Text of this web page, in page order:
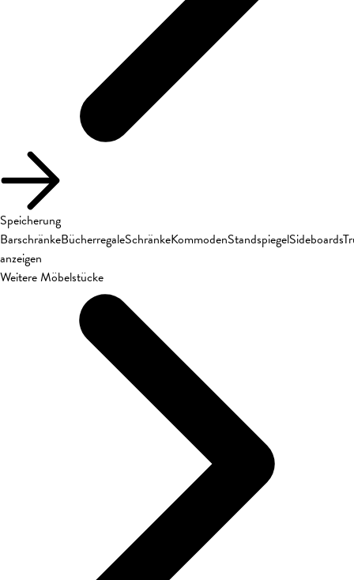
Speicherung
BarschränkeBücherregaleSchränkeKommodenStandspiegelSideboards
anzeigen
Weitere Möbelstücke